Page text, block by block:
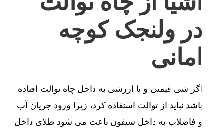
در ولنجک کوچه
امانی
اگر شی قیمتی و با ارزشی به داخل چاه توالت افتاده
باشد نباید از توالت استفاده کرد، زیرا ورود جریان آب
و فاضلاب به داخل سیفون باعث می شود طلای داخل